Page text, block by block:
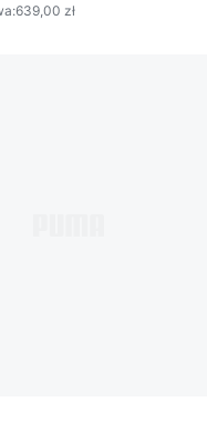
:639,00 zł